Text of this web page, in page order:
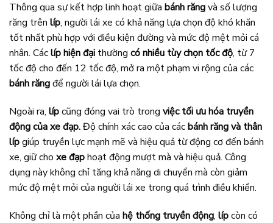
Thông qua sự kết hợp linh hoạt giữa bánh răngvà số lượng
răng trên líp, người lái xe có khả năng lựa chọn độ khó khăn
tốt nhất phù hợp với điều kiện đường và mức độ mệt mỏi cá
nhân. Cáclíp hiện đại thường có nhiều tùy chọn tốc độ, từ 7
tốc độ cho đến 12 tốc độ, mở ra một phạm vi rộng của các
bánh răngđể người lái lựa chọn.
Ngoài ra, lípcũng đóng vai trò trong việc tối ưu hóa truyền
động của xe đạp.Độ chính xác cao của cácbánh răng và thân
lípgiúp truyền lực mạnh mẽ và hiệu quả từ động cơ đến bánh
xe, giữ cho xe đạphoạt động mượt mà và hiệu quả. Công
dụng này không chỉ tăng khả năng di chuyển mà còn giảm
mức độ mệt mỏi của người lái xe trong quá trình điều khiển.
Không chỉ là một phần của hệ thống truyền động, lípcòn có